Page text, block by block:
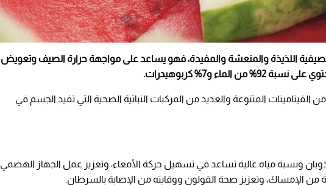
الصيفية اللذيذة والمنعشة والمفيدة، فهو يساعد على مواجهة حرارة الصيف وتعويض
و7% كربوهيدرات.
المتنوعة والعديد من المركبات النباتية الصحية التي تفيد الجسم في
ونسبة مياه عالية تساعد في تسهيل حركة الأمعاء، وتعزيز عمل الجهاز الهضمي
من الإمساك، وتعزيز صحة القولون ووقايته من الإصابة بالسرطان.